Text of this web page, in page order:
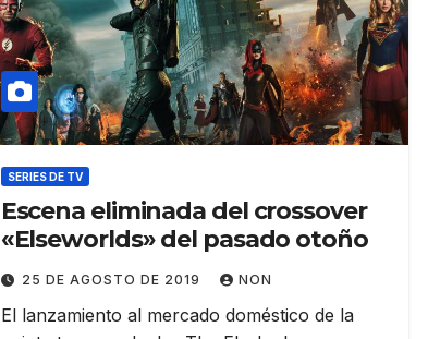
SERIES DE TV
Escena eliminada del crossover
«Elseworlds» del pasado otoño
25 DE AGOSTO DE 2019 NON
El lanzamiento al mercado doméstico de la